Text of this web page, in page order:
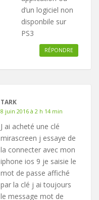
d’un logiciel non
disponbile sur
PS3
RÉPONDRE
TARK
8 juin 2016 à 2 h 14 min
J ai acheté une clé
mirascreen j essaye de
la connecter avec mon
iphone ios 9 je saisie le
mot de passe affiché
par la clé j ai toujours
le message mot de